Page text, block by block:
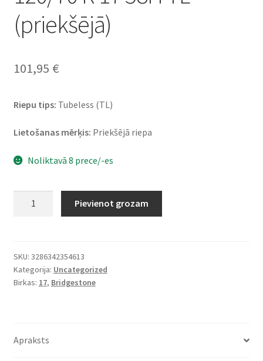
(priekšējā)
101,95 €
Riepu tips: Tubeless (TL)
Lietošanas mērķis: Priekšējā riepa
Noliktavā 8 prece/-es
120/70
R
17
daudzums
Pievienot grozam
SKU: 3286342354613
Kategorija: Uncategorized
Birkas: 17, Bridgestone
Apraksts